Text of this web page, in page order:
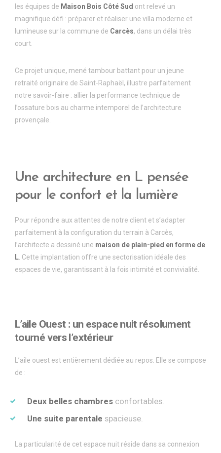
les équipes de Maison Bois CôtéSud ont relevé un
magnifique défi : préparer et réaliser une villa moderne et
lumineuse sur la commune de Carcès, dans un délai très
court.
Ce projet unique, mené tambour battant pour un jeune
retraité originaire de Saint-Raphaël, illustre parfaitement
notre savoir-faire : allier la performance technique de
l’ossature bois au charme intemporel de l’architecture
provençale.
Une architecture en L pensée
pour le confort et la lumière
Pour répondre aux attentes de notre client et s’adapter
parfaitement à la configuration du terrain à Carcès,
l’architecte a dessiné une maison de plain-pied en forme de
L . Cette implantation offre une sectorisation idéale des
espaces de vie, garantissant à la fois intimité et convivialité.
L’aile Ouest : un espace nuit résolument
tourné vers l’extérieur
L’aile ouest est entièrement dédiée au repos. Elle se compose
de :
Deux belles chambres confortables.
Une suite parentale spacieuse.
La particularité de cet espace nuit réside dans sa connexion